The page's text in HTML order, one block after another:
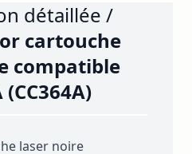
détaillée /
cartouche
compatible
(CC364A)
laser noire